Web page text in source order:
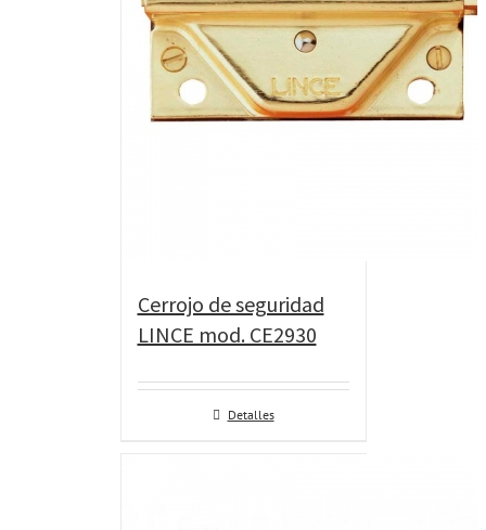
Cerrojo de seguridad
LINCE mod. CE2930
Detalles